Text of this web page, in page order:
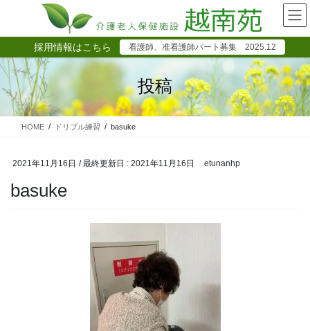
テ
ツ
に
移
ゲ
シ
ョ
ン
採用情報はこちら 看護師、准看護師パート募集 2025.12
投稿
HOME ドリブル練習 basuke
2021年11月16日 / 最終更新日 : 2021年11月16日 etunanhp
basuke